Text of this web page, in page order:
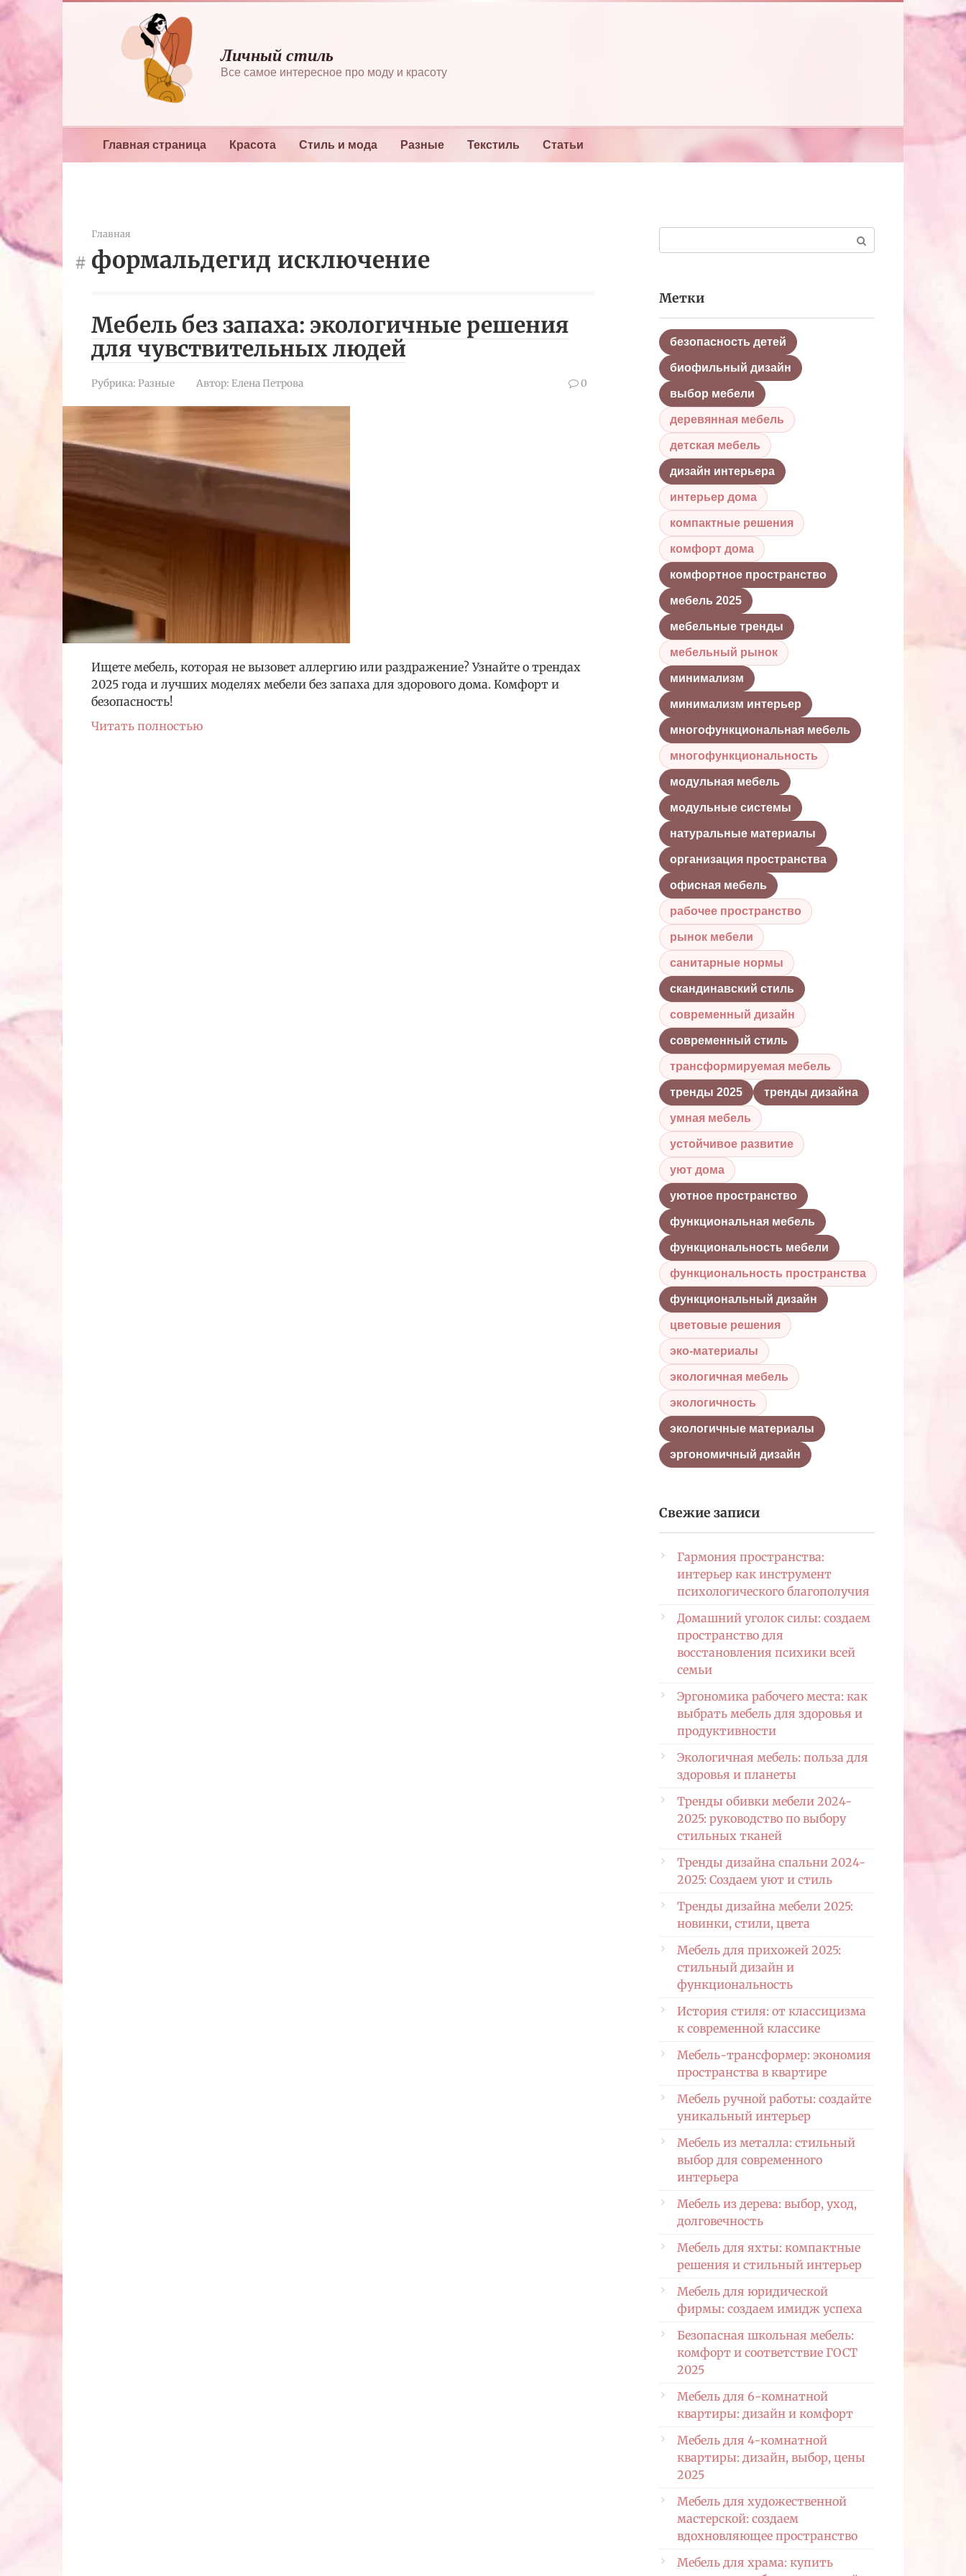
Перейти
к
Личный стиль
Все самое интересное про моду и красоту
Главная страница Красота Стиль и мода Разные Текстиль Статьи
Главная
формальдегид исключение
Мебель без запаха: экологичные решения
для чувствительных людей
Рубрика: Разные Автор: Елена Петрова 0
Ищете мебель, которая не вызовет аллергию или раздражение? Узнайте о трендах
2025 года и лучших моделях мебели без запаха для здорового дома. Комфорт и
безопасность!
Читать полностью
Метки
безопасность детей
биофильный дизайн
выбор мебели
деревянная мебель
детская мебель
дизайн интерьера
интерьер дома
компактные решения
комфорт дома
комфортное пространство
мебель 2025
мебельные тренды
мебельный рынок
минимализм
минимализм интерьер
многофункциональная мебель
многофункциональность
модульная мебель
модульные системы
натуральные материалы
организация пространства
офисная мебель
рабочее пространство
рынок мебели
санитарные нормы
скандинавский стиль
современный дизайн
современный стиль
трансформируемая мебель
тренды 2025 тренды дизайна
умная мебель
устойчивое развитие
уют дома
уютное пространство
функциональная мебель
функциональность мебели
функциональность пространства
функциональный дизайн
цветовые решения
эко-материалы
экологичная мебель
экологичность
экологичные материалы
эргономичный дизайн
Свежие записи
Гармония пространства:
интерьер как инструмент
психологического благополучия
Домашний уголок силы: создаем
пространство для
восстановления психики всей
семьи
Эргономика рабочего места: как
выбрать мебель для здоровья и
продуктивности
Экологичная мебель: польза для
здоровья и планеты
Тренды обивки мебели 2024-
2025: руководство по выбору
стильных тканей
Тренды дизайна спальни 2024-
2025: Создаем уют и стиль
Тренды дизайна мебели 2025:
новинки, стили, цвета
Мебель для прихожей 2025:
стильный дизайн и
функциональность
История стиля: от классицизма
к современной классике
Мебель-трансформер: экономия
пространства в квартире
Мебель ручной работы: создайте
уникальный интерьер
Мебель из металла: стильный
выбор для современного
интерьера
Мебель из дерева: выбор, уход,
долговечность
Мебель для яхты: компактные
решения и стильный интерьер
Мебель для юридической
фирмы: создаем имидж успеха
Безопасная школьная мебель:
комфорт и соответствие ГОСТ
2025
Мебель для 6-комнатной
квартиры: дизайн и комфорт
Мебель для 4-комнатной
квартиры: дизайн, выбор, цены
2025
Мебель для художественной
мастерской: создаем
вдохновляющее пространство
Мебель для храма: купить